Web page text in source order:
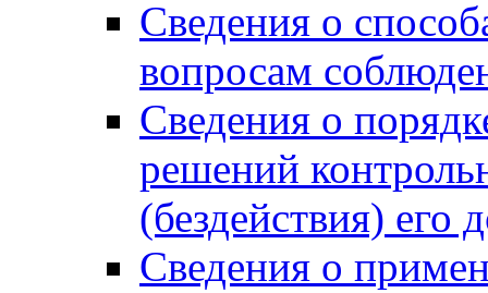
Сведения о
вопросам
Сведения о
решений
(бездействия)
Сведения о